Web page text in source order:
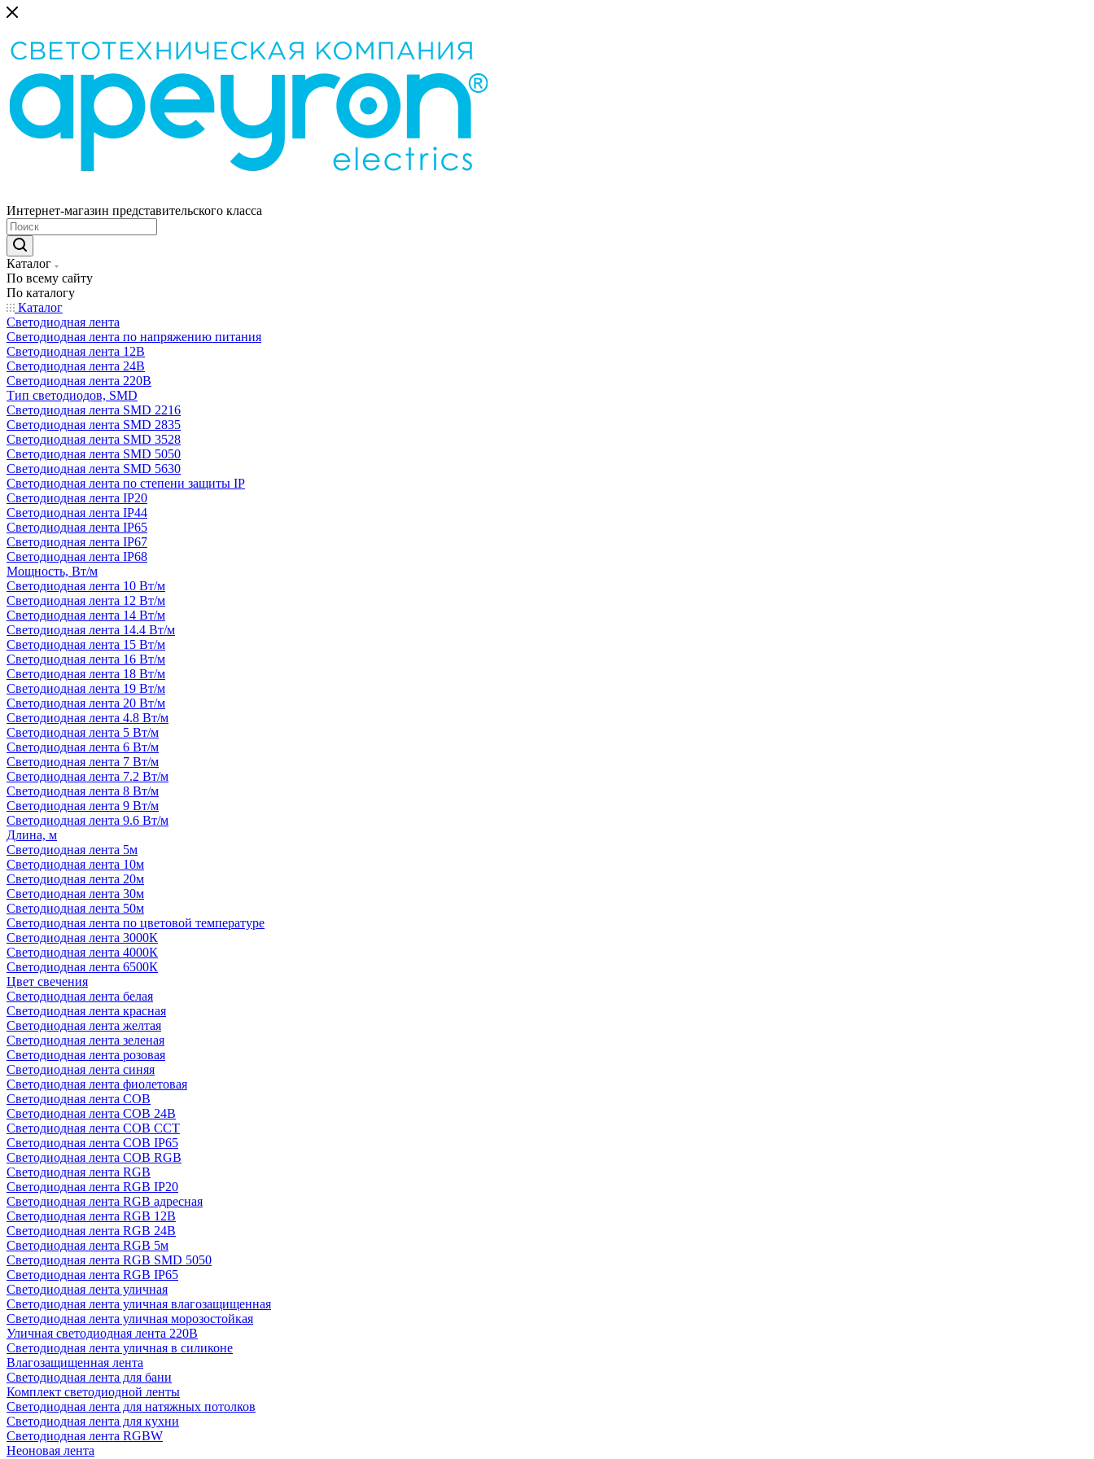
Интернет-магазин представительского класса
Каталог
По всему сайту
По каталогу
Каталог
Светодиодная лента
Светодиодная лента по напряжению питания
Светодиодная лента 12В
Светодиодная лента 24В
Светодиодная лента 220В
Тип светодиодов, SMD
Cветодиодная лента SMD 2216
Светодиодная лента SMD 2835
Светодиодная лента SMD 3528
Светодиодная лента SMD 5050
Светодиодная лента SMD 5630
Светодиодная лента по степени защиты IP
Светодиодная лента IP20
Светодиодная лента IP44
Светодиодная лента IP65
Светодиодная лента IP67
Светодиодная лента IP68
Мощность, Вт/м
Светодиодная лента 10 Вт/м
Светодиодная лента 12 Вт/м
Светодиодная лента 14 Вт/м
Светодиодная лента 14.4 Вт/м
Светодиодная лента 15 Вт/м
Светодиодная лента 16 Вт/м
Светодиодная лента 18 Вт/м
Светодиодная лента 19 Вт/м
Светодиодная лента 20 Вт/м
Светодиодная лента 4.8 Вт/м
Светодиодная лента 5 Вт/м
Светодиодная лента 6 Вт/м
Светодиодная лента 7 Вт/м
Светодиодная лента 7.2 Вт/м
Светодиодная лента 8 Вт/м
Светодиодная лента 9 Вт/м
Светодиодная лента 9.6 Вт/м
Длина, м
Светодиодная лента 5м
Светодиодная лента 10м
Светодиодная лента 20м
Светодиодная лента 30м
Светодиодная лента 50м
Светодиодная лента по цветовой температуре
Светодиодная лента 3000К
Светодиодная лента 4000К
Светодиодная лента 6500К
Цвет свечения
Светодиодная лента белая
Светодиодная лента красная
Светодиодная лента желтая
Светодиодная лента зеленая
Светодиодная лента розовая
Светодиодная лента синяя
Светодиодная лента фиолетовая
Светодиодная лента COB
Светодиодная лента COB 24В
Светодиодная лента COB CCT
Светодиодная лента COB IP65
Светодиодная лента COB RGB
Светодиодная лента RGB
Светодиодная лента RGB IP20
Светодиодная лента RGB адресная
Светодиодная лента RGB 12В
Светодиодная лента RGB 24В
Светодиодная лента RGB 5м
Светодиодная лента RGB SMD 5050
Светодиодная лента RGB IP65
Светодиодная лента уличная
Светодиодная лента уличная влагозащищенная
Светодиодная лента уличная морозостойкая
Уличная светодиодная лента 220В
Светодиодная лента уличная в силиконе
Влагозащищенная лента
Светодиодная лента для бани
Комплект светодиодной ленты
Светодиодная лента для натяжных потолков
Светодиодная лента для кухни
Светодиодная лента RGBW
Неоновая лента